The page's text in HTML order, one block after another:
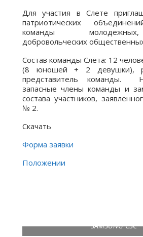
Для участия в Слете
патриотических
команды
добровольческих
Состав команды Слёта: 12
(8 юношей + 2 девушки),
представитель команды.
запасные члены команды и
состава участников,
№ 2.
Скачать
Форма заявки
Положении
SAMSUNG CSC